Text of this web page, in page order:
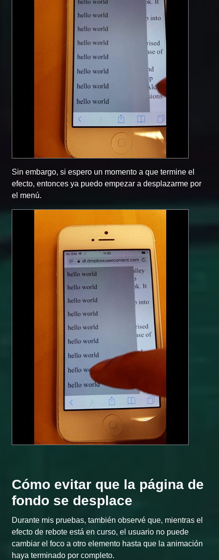
Sin embargo, si espero un momento a que termine el
efecto, entonces ya puedo empezar a desplazarme por
el menú.
Cómo evitar que la página de
fondo se desplace
Durante mis pruebas, también observé que, mientras el
efecto de rebote está en curso, el usuario no puede
cambiar el foco a otro elemento hasta que la animación
haya terminado por completo.